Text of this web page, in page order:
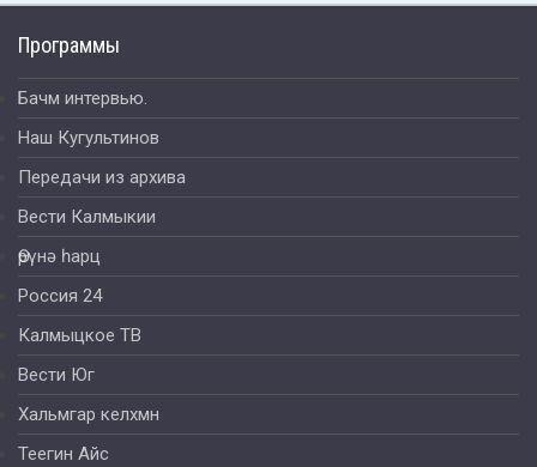
Программы
Бачм интервью.
Наш Кугультинов
Передачи из архива
Вести Калмыкии
Өрүнә һарц
Россия 24
Калмыцкое ТВ
Вести Юг
Хальмгар келхмн
Теегин Айс